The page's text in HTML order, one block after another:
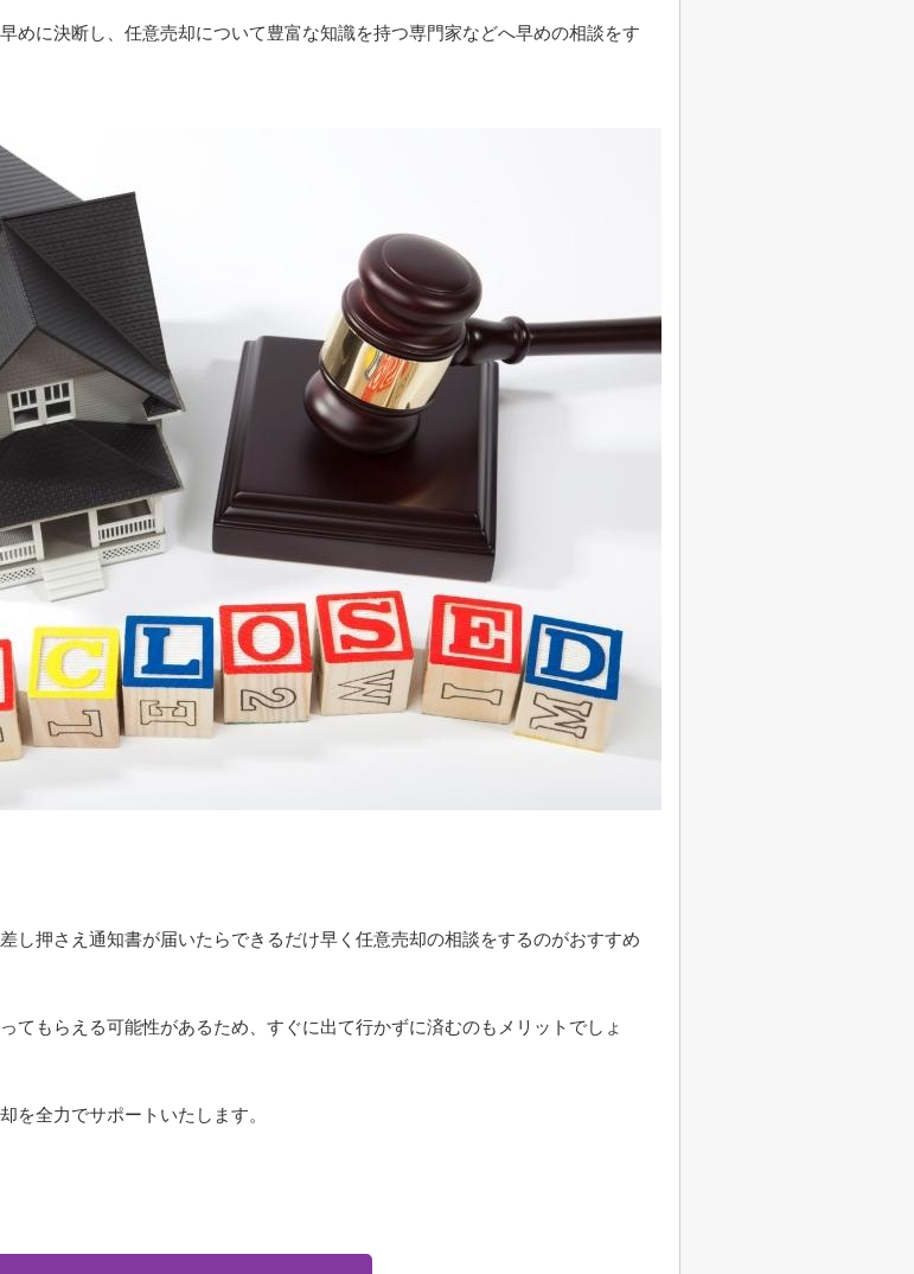
めに決断し、任意売却について豊富な知識を持つ専門家などへ早めの相談をす
し押さえ通知書が届いたらできるだけ早く任意売却の相談をするのがおすすめ
てもらえる可能性があるため、すぐに出て行かずに済むのもメリットでしょ
を全力でサポートいたします。